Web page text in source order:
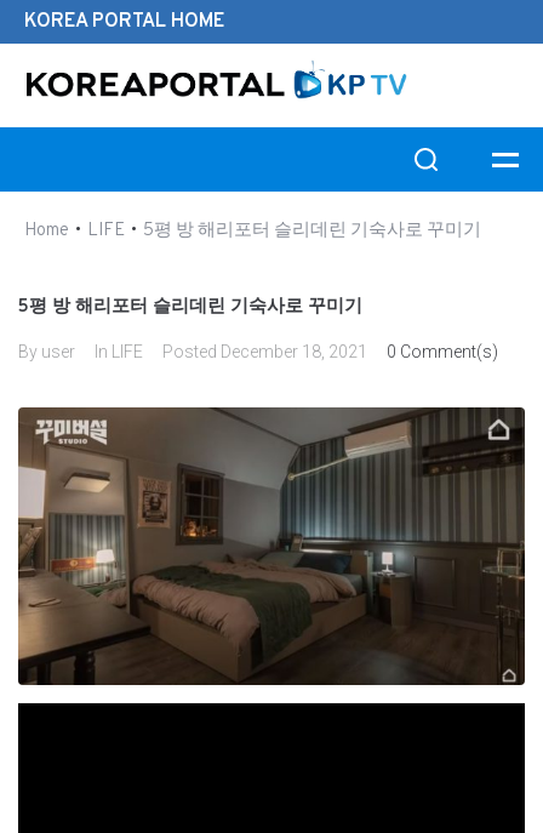
KOREA PORTAL HOME
Home • LIFE • 5평 방 해리포터 슬리데린 기숙사로 꾸미기
5평 방 해리포터 슬리데린 기숙사로 꾸미기
By user In LIFE Posted December 18, 2021 0 Comment(s)